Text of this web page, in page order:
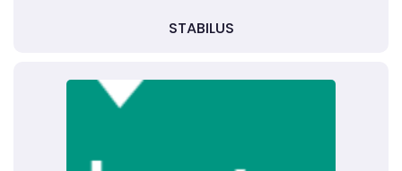
STABILUS